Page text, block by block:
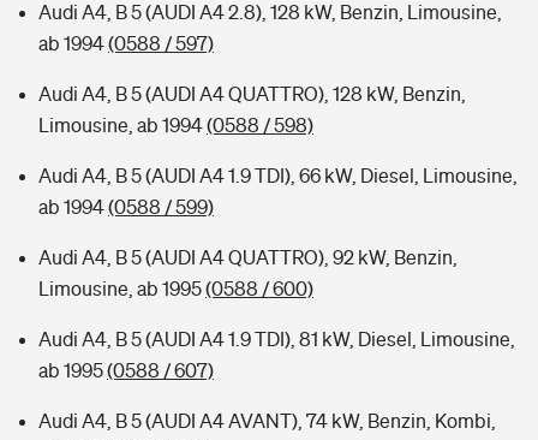
Audi A4, B 5 (AUDI A4 2.8), 128 kW, Benzin, Limousine,
ab 1994(0588 / 597)
Audi A4, B 5 (AUDI A4 QUATTRO), 128 kW, Benzin,
Limousine, ab 1994(0588 / 598)
Audi A4, B 5 (AUDI A4 1.9 TDI), 66 kW, Diesel, Limousine,
ab 1994(0588 / 599)
Audi A4, B 5 (AUDI A4 QUATTRO), 92 kW, Benzin,
Limousine, ab 1995(0588 / 600)
Audi A4, B 5 (AUDI A4 1.9 TDI), 81 kW, Diesel, Limousine,
ab 1995(0588 / 607)
Audi A4, B 5 (AUDI A4 AVANT), 74 kW, Benzin, Kombi,